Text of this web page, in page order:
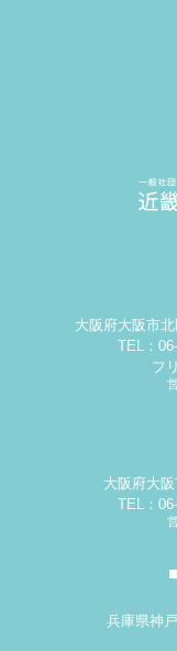
大阪府大阪市
TEL：
フ
大阪府大
TEL：
兵庫県神